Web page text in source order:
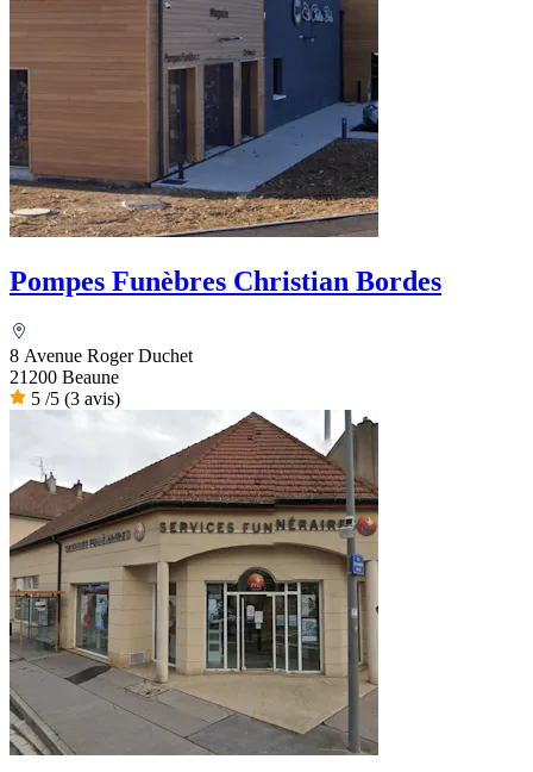
Pompes Funèbres Christian Bordes
8 Avenue Roger Duchet
21200 Beaune
5 /5 (3 avis)